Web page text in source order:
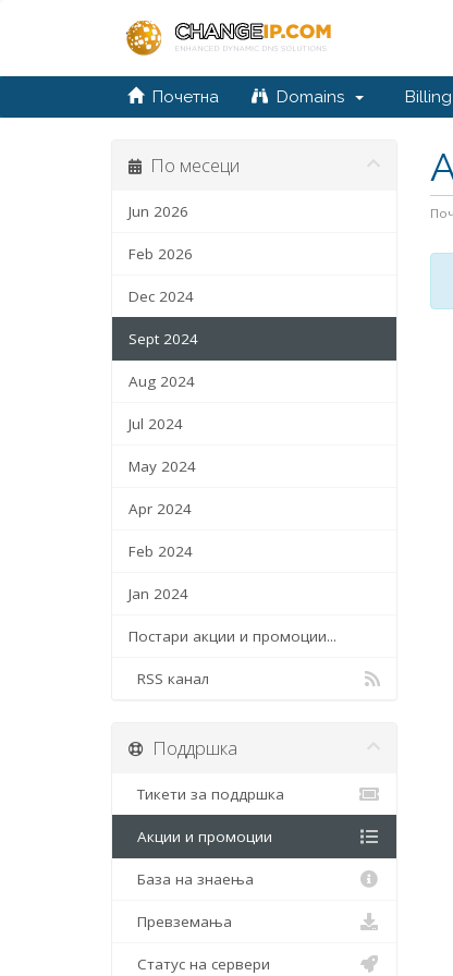
Почетна Domains Billing
По месеци
Jun 2026
Feb 2026
Dec 2024
Sept 2024
Aug 2024
Jul 2024
May 2024
Apr 2024
Feb 2024
Jan 2024
Постари акции и промоции...
RSS канал
Поддршка
Тикети за поддршка
Акции и промоции
База на знаења
Превземања
Статус на сервери